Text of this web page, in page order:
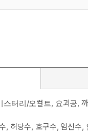
스터리/오컬트, 요괴공,
, 허당수, 호구수, 임신수,